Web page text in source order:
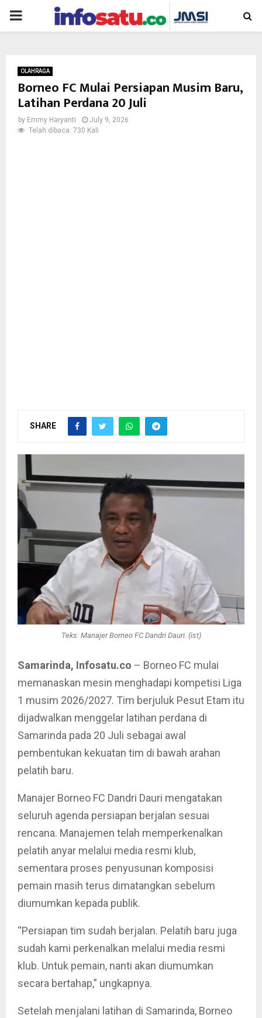
PRIMARY
OLAHRAGA
Borneo FC Mulai Persiapan Musim Baru,
Latihan Perdana 20 Juli
by Emmy Haryanti
July 9, 2026
Telah dibaca: 730 Kali
SHARE
Teks: Manajer Borneo FC Dandri Dauri. (ist)
Samarinda, Infosatu.co – Borneo FC mulai
memanaskan mesin menghadapi kompetisi Liga
1 musim 2026/2027. Tim berjuluk Pesut Etam itu
dijadwalkan menggelar latihan perdana di
Samarinda pada 20 Juli sebagai awal
pembentukan kekuatan tim di bawah arahan
pelatih baru.
Manajer Borneo FC Dandri Dauri mengatakan
seluruh agenda persiapan berjalan sesuai
rencana. Manajemen telah memperkenalkan
pelatih anyar melalui media resmi klub,
sementara proses penyusunan komposisi
pemain masih terus dimatangkan sebelum
diumumkan kepada publik.
“Persiapan tim sudah berjalan. Pelatih baru juga
sudah kami perkenalkan melalui media resmi
klub. Untuk pemain, nanti akan diumumkan
secara bertahap,” ungkapnya.
Setelah menjalani latihan di Samarinda, Borneo